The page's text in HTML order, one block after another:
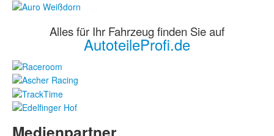
Alles für Ihr Fahrzeug finden Sie auf
AutoteileProfi.de